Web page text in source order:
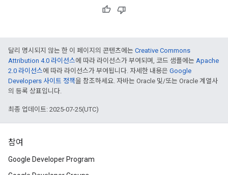
달리 명시되지 않는 한 이 페이지의 콘텐츠에는 Creative Commons
Attribution 4.0 라이선스에 따라 라이선스가 부여되며, 코드 샘플에는 Apache
2.0 라이선스에 따라 라이선스가 부여됩니다. 자세한 내용은 Google
Developers 사이트 정책을 참조하세요. 자바는 Oracle 및/또는 Oracle 계열사
의 등록 상표입니다.
최종 업데이트: 2025-07-25(UTC)
참여
Google Developer Program